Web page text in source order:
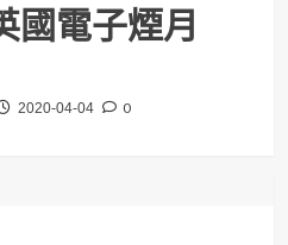
國電子煙月
2020-04-04 0